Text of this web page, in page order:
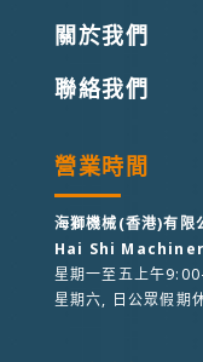
關於我們
聯絡我們
營業時間
海獅機械(香港)有限
Hai Shi
星期一至五上午
星期六, 日公眾假期